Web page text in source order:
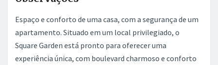
apartamento. Situado em um local privilegiado, o
Square Garden está pronto para oferecer uma
experiência única, com boulevard charmoso e conforto
para a sua família.
Seu projeto townhouse oferece ambientes amplos e